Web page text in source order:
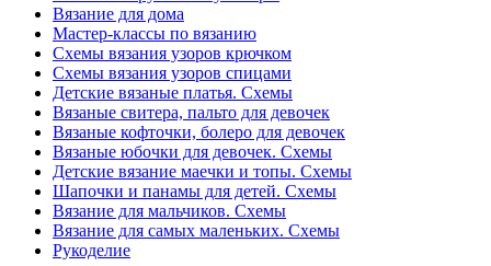
Вязание для дома
Мастер-классы по вязанию
Схемы вязания узоров крючком
Схемы вязания узоров спицами
Детские вязаные платья. Схемы
Вязаные свитера, пальто для девочек
Вязаные кофточки, болеро для девочек
Вязаные юбочки для девочек. Схемы
Детские вязание маечки и топы. Схемы
Шапочки и панамы для детей. Схемы
Вязание для мальчиков. Схемы
Вязание для самых маленьких. Схемы
Рукоделие